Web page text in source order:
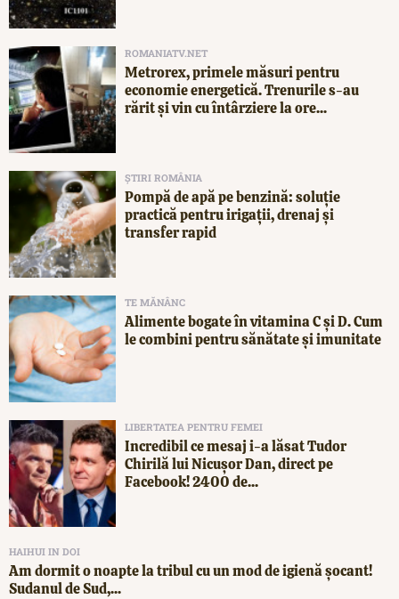
ROMANIATV.NET
Metrorex, primele măsuri pentru
economie energetică. Trenurile s-au
rărit și vin cu întârziere la ore...
ȘTIRI ROMÂNIA
Pompă de apă pe benzină: soluție
practică pentru irigații, drenaj și
transfer rapid
TE MĂNÂNC
Alimente bogate în vitamina C și D. Cum
le combini pentru sănătate și imunitate
LIBERTATEA PENTRU FEMEI
Incredibil ce mesaj i-a lăsat Tudor
Chirilă lui Nicușor Dan, direct pe
Facebook! 2400 de...
HAIHUI IN DOI
Am dormit o noapte la tribul cu un mod de igienă șocant!
Sudanul de Sud,...